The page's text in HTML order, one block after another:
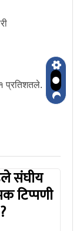
प्रतिशतले.
संघीय
टिप्पणी